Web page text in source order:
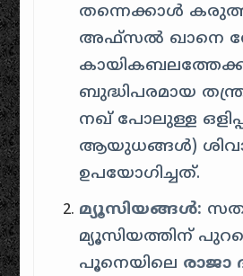
തന്നെക്കാൾ
അഫ്സൽ ഖാനെ
ബുദ്ധിപരമായ
നഖ് പോലുള്ള
ആയുധങ്ങൾ)
ഉപയോഗിച്ചത്.
മ്യൂസിയങ്ങൾ:
മ്യൂസിയത്തിന്
പൂനെയിലെ രാജാ